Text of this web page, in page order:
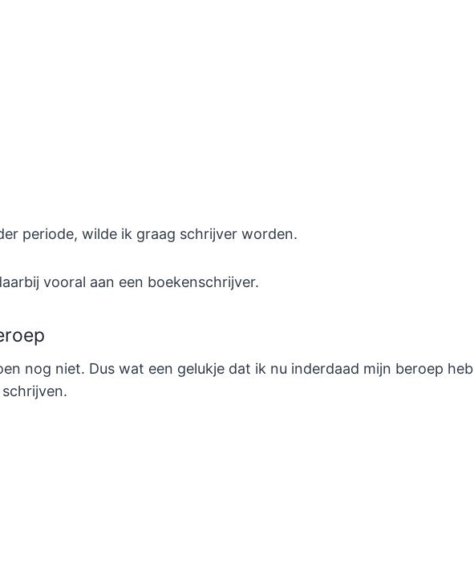
periode, wilde ik graag schrijver worden.
vooral aan een boekenschrijver.
nog niet. Dus wat een gelukje dat ik nu inderdaad mijn beroep heb